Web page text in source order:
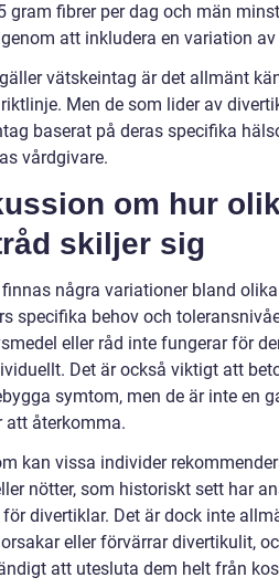
gram fibrer per dag och män
att inkludera en variation
vätskeintag är det allmänt
Men de som lider av
baserat på deras specifika
vårdgivare.
om hur
skiljer sig
några variationer bland
specifika behov och
eller råd inte fungerar för
Det är också viktigt att
symtom, men de är inte en
att återkomma.
kan vissa individer
nötter, som historiskt sett har
divertiklar. Det är dock inte
eller förvärrar divertikulit,
att utesluta dem helt från